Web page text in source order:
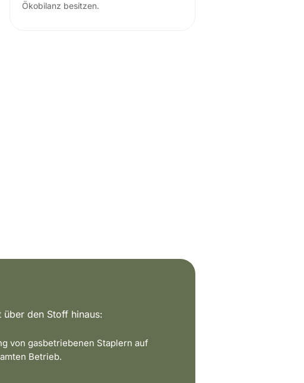
Ökobilanz besitzen.
den Stoff hinaus:
von gasbetriebenen Staplern auf
Betrieb.